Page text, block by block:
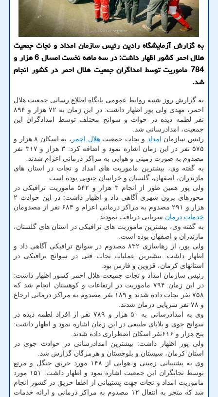
به گزارش آزمایشگاه رادین رئیس سازمان امداد و نجات جمعیت
هلال احمر كشور اظهار داشت: در سه ماهه نخست امسال 6 هزار و
784 ماموریت توسط امداگران جمعیت هلال احمر در كشور انجام
شد.
به گزارش روز شنبه روابط عمومی پایگاه اطلاع رسانی جمعیت هلال
احمر، مهدی ولی پور اظهار داشت: در این زمان به ۷۲ هزار و ۸۹۴
نفر لطمه دیده در حواث و سوانح مختلف توسط امدادگران این
جمعیت، امدادرسانی شد.
رئیس سازمان
امداد و نجات جمعیتهلال احمر
، به اسکان ۸ هزار و
۵۷۵ نفر در این زمان اشاره نمود و اضافه کرد: ۳ هزار و ۳۱۷ نفر
مصدوم به صورت زمینی و هوایی به مراکز درمانی اعزام شدند.
به گفته وی، بیشترین ماموریت های امداد و نجات در استان های
مازندران، اصفهان، گلستان و خراسان جنوبی بوده است.
ولی پور همین طور از انجام ۳ هزار و ۵۴۲ ماموریت ترافیکی در
محورهای برون شهری آگاهی داد و اظهار داشت: در این حوادث ۲
هزار و ۲۹۱ مصدوم به مراکز درمانی اعزام و ۶۸۳ نفر از مصدومان
خدمات درمان سرپایی دریافت نمودند.
به گفته وی، بیشترین ماموریت های ترافیکی در استان های گلستان،
مازندران و اصفهان بوده است.
ولی پور، از رهاسازی ۸۳۲ مصدوم در سوانح ترافیکی آگاهی داد و
اظهار داشت: بیشترین عملیات نجات فنی در سوانح ترافیکی در
استانهای کرمان، قزوین و فارس بود.
رئیس سازمان امداد و نجات جمیعت هلال احمر کشور اظهار داشت:
در این زمان ۷۹۴ ماموریت در ارتفاعات و کوهستان انجام شد که
۷۵۸ نفر نجات داده شدند و ۱۸۹ نفر مصدوم به مراکز درمانی ارجاع
و ۷۸ نفر سرپایی درمان شدند.
وی به امدادرسانی به ۵۰ هزار و ۷۸۹ نفر از افراد لطمه دیده در
سوانح جوی و بلایای طبیعی در این زمان اشاره نمود و اظهار داشت:
پنج هزار و ۶۱۶نفر اسکان اضطراری داده شدند.
ولی پور اظهار داشت: بیشترین امدادرسانی در حوادث جوی در
استان کرمان، سیستان و بلوچستان و هرمزگان گزارش شد.
وی به پشتیبانی زمینی و هوایی از ۱۴۸ مورد حریق جنگل و مرتع
توسط نجاتگران این جمعیت اشاره نمود و اظهار داشت: ۱۵۱ مورد
ماموریت امداد و نجات جهت پشتیبانی از اطفا حریق در کشور انجام
شد که منجر به انتقال ۱۲ مصدوم به مراکز درمانی و ارائه خدمات